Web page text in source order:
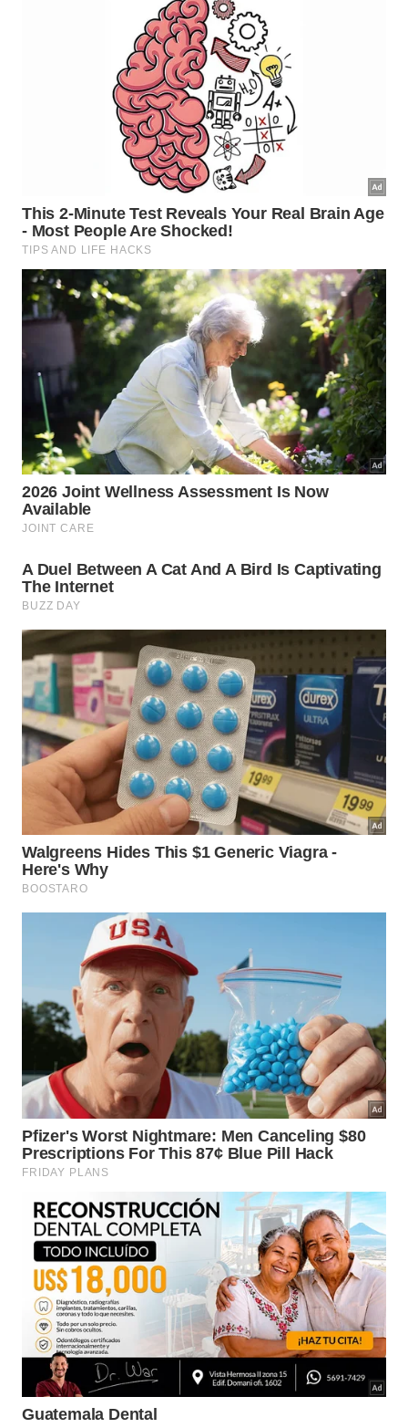
Além dos efeitos físicos, o alongamento matinal
tem impacto direto na saúde mental, pois combina
movimentos lentos com respiração profunda e
consciente, o que ajuda a reduzir a liberação de
hormônios ligados ao estresse e a estimular
substâncias associadas ao bem estar, como
endorfinas. Isso diminui a ansiedade logo pela
manhã e traz sensação de maior controle sobre o
próprio dia.
Reservar alguns minutos para cuidar do corpo ao
despertar funciona como um momento de
autocuidado que ancora um humor mais positivo.
Com a repetição diária, o cérebro passa a associar
essa prática a uma pausa restauradora, favorecendo
uma rotina mais estável, menos tensa e com mais
disposição para lidar com as tarefas de trabalho,
estudo e casa.